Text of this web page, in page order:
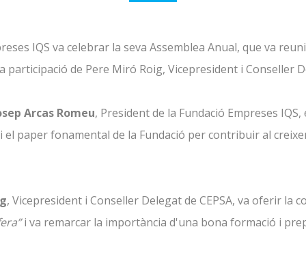
IQS va celebrar la seva Assemblea Anual, que va
participació de Pere Miró Roig, Vicepresident i Conseller
Arcas Romeu, President de la Fundació Empreses
el paper fonamental de la Fundació per contribuir al
, Vicepresident i Conseller Delegat de CEPSA, va oferir la
i va remarcar la importància d'una bona formació i